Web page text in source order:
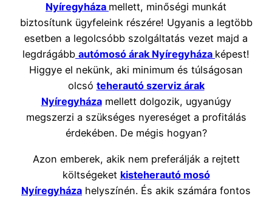
Nyíregyháza mellett, minőségi munkát
biztosítunk ügyfeleink részére! Ugyanis a legtöbb
esetben a legolcsóbb szolgáltatás vezet majd a
legdrágább autómosó árak Nyíregyháza képest!
Higgye el nekünk, aki minimum és túlságosan
olcsó teherautó szerviz árak
Nyíregyházamellett dolgozik, ugyanúgy
megszerzi a szükséges nyereséget a profitálás
érdekében. De mégis hogyan?
Azon emberek, akik nem preferálják a rejtett
költségeket kisteherautó mosó
Nyíregyháza helyszínén. És akik számára fontos